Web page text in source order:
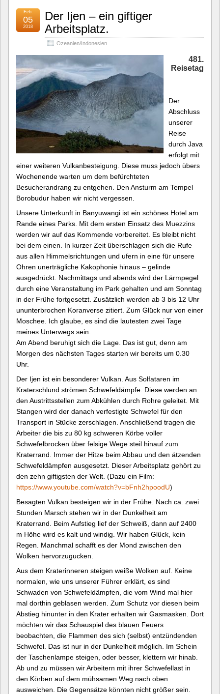
Der Ijen – ein giftiger
Arbeitsplatz.
Ozeanien/Indonesien
Feb.
05
2018
481.
Reisetag
Der
Abschluss
unserer
Reise
durch Java
erfolgt mit
einer weiteren Vulkanbesteigung. Diese muss jedoch übers
Wochenende warten um dem befürchteten
Besucherandrang zu entgehen. Den Ansturm am Tempel
Borobudur haben wir nicht vergessen.
Unsere Unterkunft in Banyuwangi ist ein schönes Hotel am
Rande eines Parks. Mit dem ersten Einsatz des Muezzins
werden wir auf das Kommende vorbereitet. Es bleibt nicht
bei dem einen. In kurzer Zeit überschlagen sich die Rufe
aus allen Himmelsrichtungen und ufern in eine für unsere
Ohren unerträgliche Kakophonie hinaus – gelinde
ausgedrückt. Nachmittags und abends wird der Lärmpegel
durch eine Veranstaltung im Park gehalten und am Sonntag
in der Frühe fortgesetzt. Zusätzlich werden ab 3 bis 12 Uhr
ununterbrochen Koranverse zitiert. Zum Glück nur von einer
Moschee. Ich glaube, es sind die lautesten zwei Tage
meines Unterwegs sein.
Am Abend beruhigt sich die Lage. Das ist gut, denn am
Morgen des nächsten Tages starten wir bereits um 0.30
Uhr.
Der Ijen ist ein besonderer Vulkan. Aus Solfataren im
Kraterschlund strömen Schwefeldämpfe. Diese werden an
den Austrittsstellen zum Abkühlen durch Rohre geleitet. Mit
Stangen wird der danach verfestigte Schwefel für den
Transport in Stücke zerschlagen. Anschließend tragen die
Arbeiter die bis zu 80 kg schweren Körbe voller
Schwefelbrocken über felsige Wege steil hinauf zum
Kraterrand. Immer der Hitze beim Abbau und den ätzenden
Schwefeldämpfen ausgesetzt. Dieser Arbeitsplatz gehört zu
den zehn giftigsten der Welt. (Dazu ein Film:
https://www.youtube.com/watch?v=bFnh2hpoodU)
Besagten Vulkan besteigen wir in der Frühe. Nach ca. zwei
Stunden Marsch stehen wir in der Dunkelheit am
Kraterrand. Beim Aufstieg lief der Schweiß, dann auf 2400
m Höhe wird es kalt und windig. Wir haben Glück, kein
Regen. Manchmal schafft es der Mond zwischen den
Wolken hervorzugucken.
Aus dem Kraterinneren steigen weiße Wolken auf. Keine
normalen, wie uns unserer Führer erklärt, es sind
Schwaden von Schwefeldämpfen, die vom Wind mal hier
mal dorthin geblasen werden. Zum Schutz vor diesen beim
Abstieg hinunter in den Krater erhalten wir Gasmasken. Dort
möchten wir das Schauspiel des blauen Feuers
beobachten, die Flammen des sich (selbst) entzündenden
Schwefel. Das ist nur in der Dunkelheit möglich. Im Schein
der Taschenlampe steigen, oder besser, klettern wir hinab.
Ab und zu müssen wir Arbeitern mit ihrer Schwefellast in
den Körben auf dem mühsamen Weg nach oben
ausweichen. Die Gegensätze könnten nicht größer sein.